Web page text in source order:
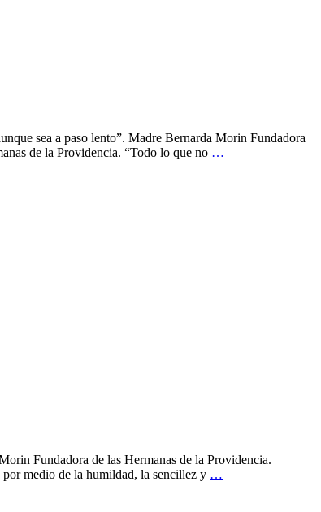
sea a paso lento”. Madre Bernarda Morin Fundadora
de la Providencia. “Todo lo que no …
Fundadora de las Hermanas de la Providencia.
medio de la humildad, la sencillez y …